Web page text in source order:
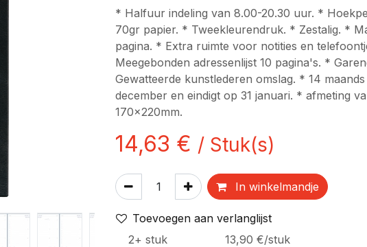
* Halfuur indeling van 8.00-20.30 uur. *
70gr papier. * Tweekleurendruk. * Zestalig. *
pagina. * Extra ruimte voor notities en
Meegebonden adressenlijst 10 pagina's. *
Gewatteerde kunstlederen omslag. * 14
december en eindigt op 31 januari. * afmeting
170x220mm.
14,63 € / Stuk(s)
In winkelmandje
Toevoegen aan verlanglijst
2+ stuk 13,90 €/stuk